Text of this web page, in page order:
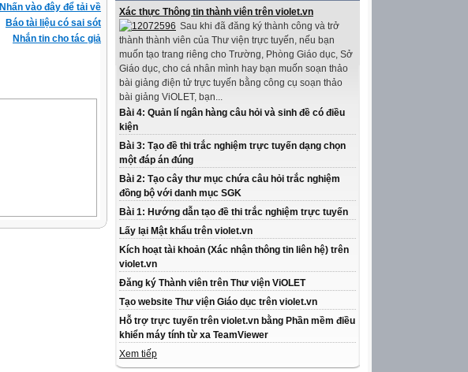
Xác thực Thông tin thành viên trên violet.vn
Sau khi đã đăng ký thành công và trở
thành thành viên của Thư viện trực tuyến, nếu bạn
muốn tạo trang riêng cho Trường, Phòng Giáo dục, Sở
Giáo dục, cho cá nhân mình hay bạn muốn soạn thảo
bài giảng điện tử trực tuyến bằng công cụ soạn thảo
bài giảng ViOLET, bạn...
Bài 4: Quản lí ngân hàng câu hỏi và sinh đề có điều
kiện
Bài 3: Tạo đề thi trắc nghiệm trực tuyến dạng chọn
một đáp án đúng
Bài 2: Tạo cây thư mục chứa câu hỏi trắc nghiệm
đồng bộ với danh mục SGK
Bài 1: Hướng dẫn tạo đề thi trắc nghiệm trực tuyến
Lấy lại Mật khẩu trên violet.vn
Kích hoạt tài khoản (Xác nhận thông tin liên hệ) trên
violet.vn
Đăng ký Thành viên trên Thư viện ViOLET
Tạo website Thư viện Giáo dục trên violet.vn
Hỗ trợ trực tuyến trên violet.vn bằng Phần mềm điều
khiển máy tính từ xa TeamViewer
Xem tiếp
Nhấn vào đây để tải về
Báo tài liệu có sai sót
Nhắn tin cho tác giả